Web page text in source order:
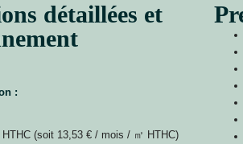
détaillées et
:
(soit 13,53 € / mois / ㎡ HTHC)